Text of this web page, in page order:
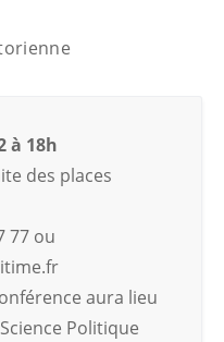
à 18h
des places
77 ou
aura lieu
Politique